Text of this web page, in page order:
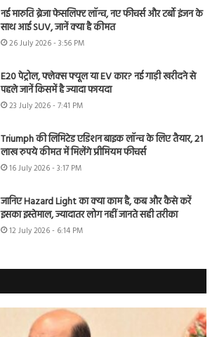
नई मारुति ब्रेजा फेसलिफ्ट लॉन्च, नए फीचर्स और टर्बो इंजन के
साथ आई SUV, जानें क्या है कीमत
26 July 2026 - 3:56 PM
E20 पेट्रोल, फ्लेक्स फ्यूल या EV कार? नई गाड़ी खरीदने से
पहले जानें किसमें है ज्यादा फायदा
23 July 2026 - 7:41 PM
Triumph की लिमिटेड एडिशन बाइक लॉन्च के लिए तैयार, 21
लाख रुपये कीमत में मिलेंगे प्रीमियम फीचर्स
16 July 2026 - 3:17 PM
जानिए Hazard Light का क्या काम है, कब और कैसे करें
इसका इस्तेमाल, ज्यादातर लोग नहीं जानते सही तरीका
12 July 2026 - 6:14 PM